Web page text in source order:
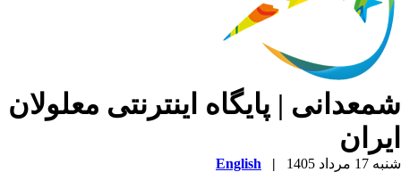
| پایگاه اینترنتی معلولان
مرداد 1405 |
English